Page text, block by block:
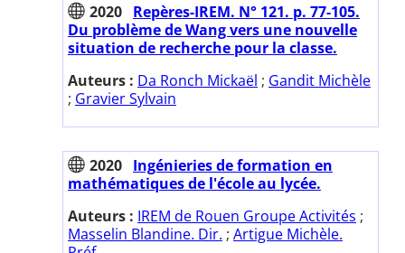
2020 Repères-IREM. N° 121. p. 77-105.
Du problème de Wang vers une nouvelle
situation de recherche pour la classe.
Auteurs : Da Ronch Mickaël ; Gandit Michèle
; Gravier Sylvain
2020 Ingénieries de formation en
mathématiques de l'école au lycée.
Auteurs : IREM de Rouen Groupe Activités ;
Masselin Blandine. Dir. ; Artigue Michèle.